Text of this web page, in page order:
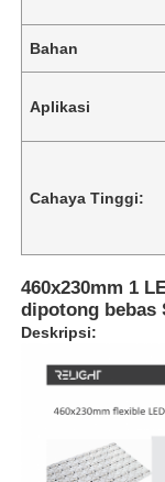
Bahan
Aplikasi
Cahaya Tinggi:
460x230mm 1
dipotong bebas
Deskripsi: